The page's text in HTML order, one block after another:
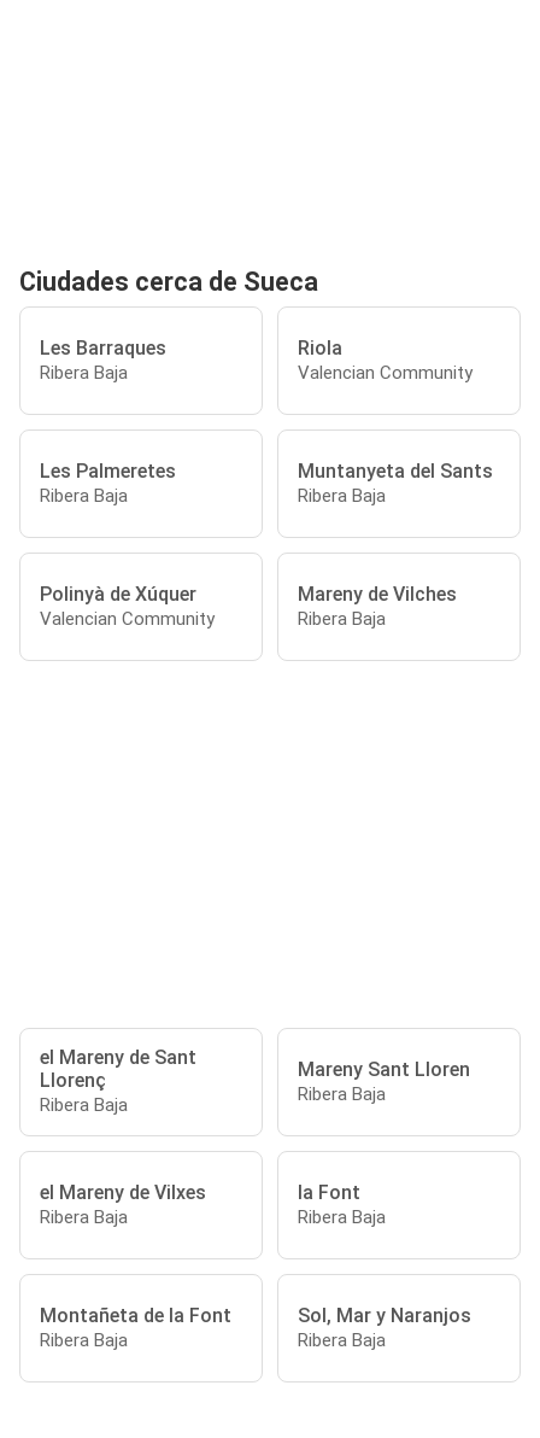
Ciudades cerca de Sueca
Les Barraques
Ribera Baja
Riola
Valencian Community
Les Palmeretes
Ribera Baja
Muntanyeta del Sants
Ribera Baja
Polinyà de Xúquer
Valencian Community
Mareny de Vilches
Ribera Baja
el Mareny de Sant
Llorenç
Ribera Baja
Mareny Sant Lloren
Ribera Baja
el Mareny de Vilxes
Ribera Baja
la Font
Ribera Baja
Montañeta de la Font
Ribera Baja
Sol, Mar y Naranjos
Ribera Baja